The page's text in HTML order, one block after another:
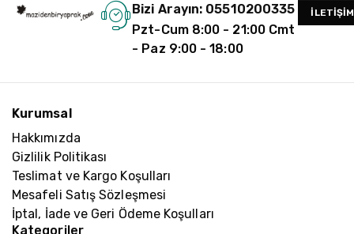
Bizi Arayın: 05510200335
Pzt-Cum 8:00 - 21:00 Cmt
- Paz 9:00 - 18:00
İLETIŞIM
Kurumsal
Hakkımızda
Gizlilik Politikası
Teslimat ve Kargo Koşulları
Mesafeli Satış Sözleşmesi
İptal, İade ve Geri Ödeme Koşulları
Kategoriler